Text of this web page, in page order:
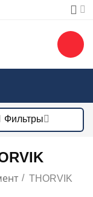
Фильтры
/ THORVIK